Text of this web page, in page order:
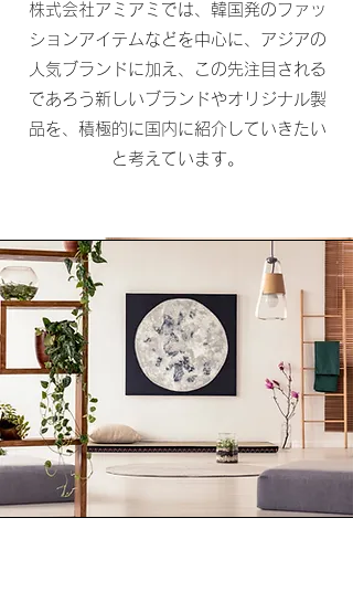
株式会社アミアミでは、韓国発のファッ
ションアイテムなどを中心に、アジアの
人気ブランドに加え、この先注目される
であろう新しいブランドやオリジナル製
品を、積極的に国内に紹介していきたい
と考えています。